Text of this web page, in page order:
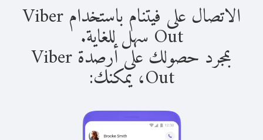
الاتصال على فيتنام باستخدام Viber
Out سهل للغاية.
بمجرد حصولك على أرصدة Viber
Out، يمكنك: